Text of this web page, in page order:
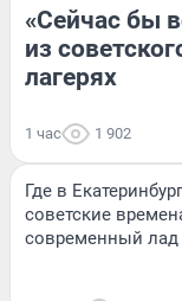
«Сейчас бы
из
лагерях
1 час 1 902
Где в
советские
современный лад